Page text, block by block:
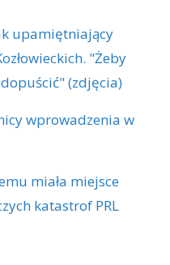
upamiętniający
"Żeby
(zdjęcia)
wprowadzenia w
miała miejsce
katastrof PRL